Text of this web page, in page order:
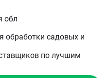
обл
обработки садовых и
по лучшим